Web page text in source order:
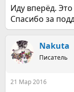
Иду вперёд.
Спасибо за
Nakuta
Писатель
21 Мар 2016